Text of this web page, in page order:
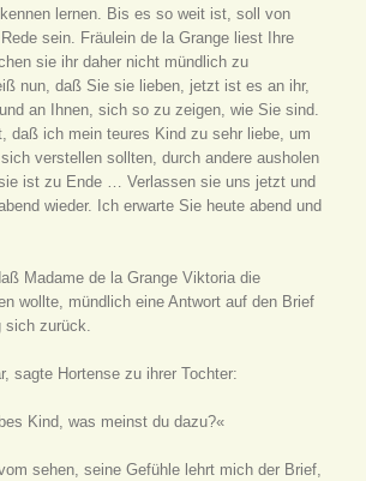
lernen. Bis es so weit ist, soll von
sein. Fräulein de la Grange liest Ihre
sie ihr daher nicht mündlich zu
nun, daß Sie sie lieben, jetzt ist es an ihr,
an Ihnen, sich so zu zeigen, wie Sie sind.
daß ich mein teures Kind zu sehr liebe, um
verstellen sollten, durch andere ausholen
ist zu Ende … Verlassen sie uns jetzt und
wieder. Ich erwarte Sie heute abend und
Madame de la Grange Viktoria die
wollte, mündlich eine Antwort auf den Brief
zurück.
sagte Hortense zu ihrer Tochter:
Kind, was meinst du dazu?«
sehen, seine Gefühle lehrt mich der Brief,